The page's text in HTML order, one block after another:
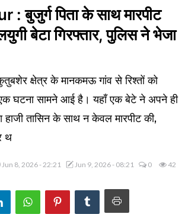
बुजुर्ग पिता के साथ मारपीट
बेटा गिरफ्तार, पुलिस ने भेजा
क्षेत्र के मानकमऊ गांव से रिश्तों को
एक घटना सामने आई है। यहाँ एक बेटे ने अपने ही
हाजी तासिन के साथ न केवल मारपीट की,
थ
Jun 8, 2026 - 22:21 Jun 9, 2026 - 08:21 0 42